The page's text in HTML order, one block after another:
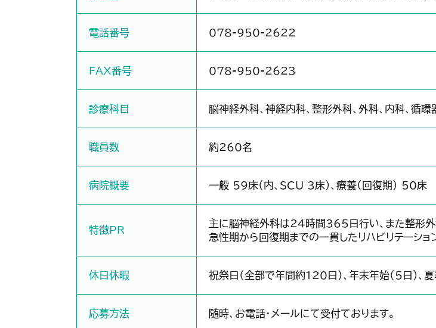
電話番号 078-950-2622
FAX番号 078-950-2623
診療科目 脳神経外科、神経内科、整形外科、外科、内科、循
職員数 約260名
病院概要 一般 59床（内、SCU 3床）、療養（回復期） 50床
特徴PR
主に脳神経外科は24時間365日行い、また整形外
急性期から回復期までの一貫したリハビリテーシ
休日休暇 祝祭日（全部で年間約120日）、年末年始（5日）、
応募方法 随時、お電話・メールにて受付ております。